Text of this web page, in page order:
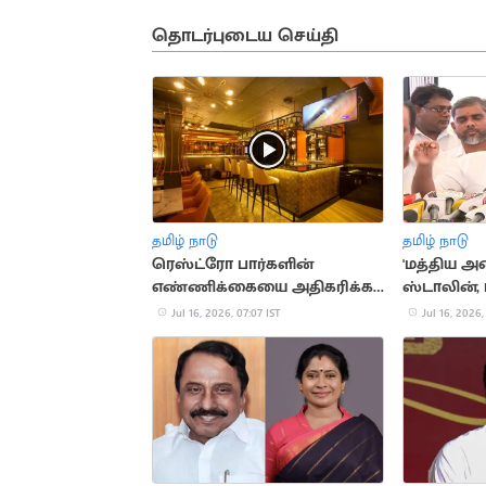
தொடர்புடைய செய்தி
தமிழ் நாடு
ரெஸ்ட்ரோ பார்களின்
எண்ணிக்கையை அதிகரிக்க
TN அரசு திட்டம்?
Jul 16, 2026, 07:07 IST
தமிழ் நாடு
'மத்திய
ஸ்டாலின்,
Jul 16, 2026,